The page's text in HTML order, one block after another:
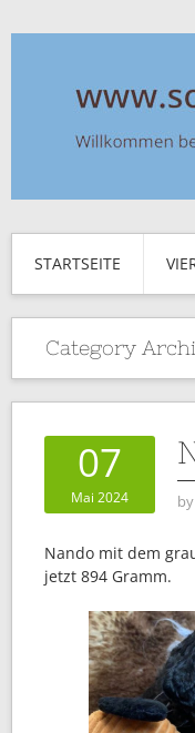
STARTSEITE
Category
07
Mai 2024 by
Nando mit dem
jetzt 894 Gramm.